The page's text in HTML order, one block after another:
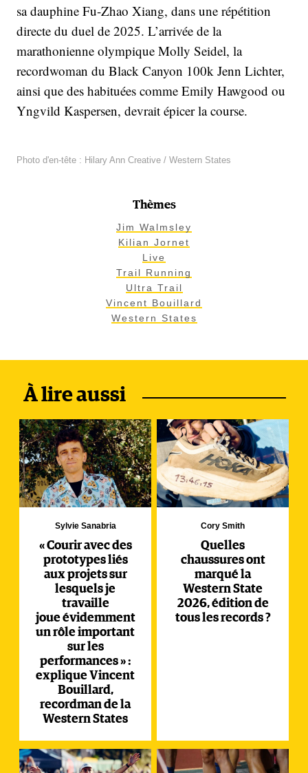
sa dauphine Fu-Zhao Xiang, dans une répétition
directe du duel de 2025. L’arrivée de la
marathonienne olympique Molly Seidel, la
recordwoman du Black Canyon 100k Jenn Lichter,
ainsi que des habituées comme Emily Hawgood ou
Yngvild Kaspersen, devrait épicer la course.
Photo d'en-tête : Hilary Ann Creative / Western States
Thèmes
Jim Walmsley
Kilian Jornet
Live
Trail Running
Ultra Trail
Vincent Bouillard
Western States
À lire aussi
Sylvie Sanabria
« Courir avec des
prototypes liés
aux projets sur
lesquels je
travaille
joue évidemment
un rôle important
sur les
performances » :
explique Vincent
Bouillard,
recordman de la
Western States
Cory Smith
Quelles
chaussures ont
marqué la
Western State
2026, édition de
tous les records ?